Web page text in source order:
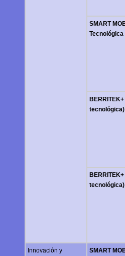
SMART
Tecnológica
tecnológica)
tecnológica)
Innovación y
SMART